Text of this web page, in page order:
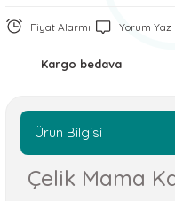
Fiyat Alarmı Yorum Yaz
Kargo bedava
Ürün Bilgisi
Çelik Mama